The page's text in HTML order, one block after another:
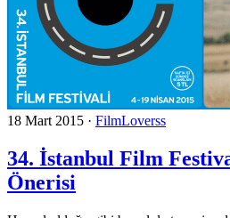
18 Mart 2015 · FilmLoverss
34. İstanbul Film
Önerisi